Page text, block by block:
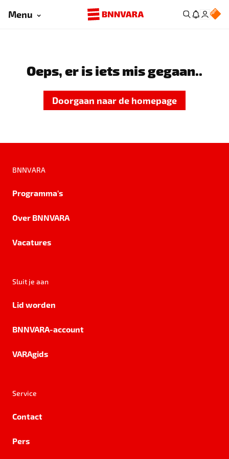
Menu
Oeps, er is iets mis gegaan..
Doorgaan naar de homepage
BNNVARA
Programma's
Over BNNVARA
Vacatures
Sluit je aan
Lid worden
BNNVARA-account
VARAgids
Service
Contact
Pers